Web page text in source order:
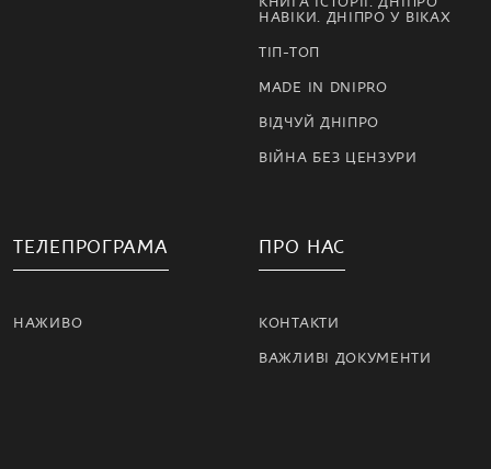
НАВІКИ. ДНІПРО У ВІКАХ
ТІП-ТОП
MADE IN DNIPRO
ВІДЧУЙ ДНІПРО
ВІЙНА БЕЗ ЦЕНЗУРИ
ТЕЛЕПРОГРАМА
НАЖИВО
ПРО НАС
КОНТАКТИ
ВАЖЛИВІ ДОКУМЕНТИ